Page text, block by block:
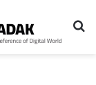
جستجو برای